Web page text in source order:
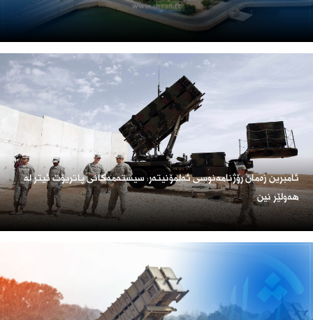
ئامبرین زەمان رۆژنامەنوسی ئەلمۆنیتەر: سیستەمەکانی پاتریۆت ئیتر لە
هەولێر نین